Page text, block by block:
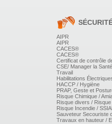
L'implication et la
Le travail de deuil.
LE RÔLE DES
Les différents écueils
écoute peut produire
La coordination des
La continuité des soins.
Le travail
L'analyse des situations
Les mécanismes de
La mise en place de
professionnels.​
AIPR
AIPR
CACES®
CACES®
Certificat de contrôle
CSE/ Manager la
Travail
Habilitations
HACCP / Hygiène
PRAP, Geste et
Risque Chimique /
Risque divers /
Risque Incendie /
Sauveteur Secouriste
Travaux en hauteur /